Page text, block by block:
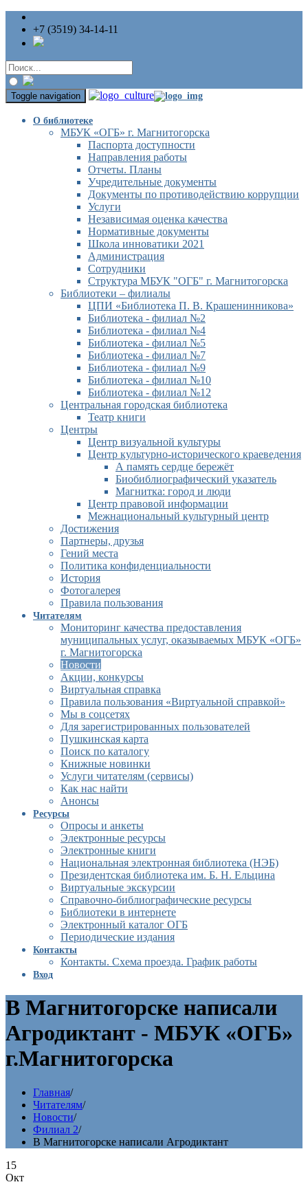
+7 (3519) 34-14-11
Toggle navigation
О библиотеке
МБУК «ОГБ» г. Магнитогорска
Паспорта доступности
Направления работы
Отчеты. Планы
Учредительные документы
Документы по противодействию коррупции
Услуги
Независимая оценка качества
Нормативные документы
Школа инноватики 2021
Администрация
Сотрудники
Структура МБУК "ОГБ" г. Магнитогорска
Библиотеки – филиалы
ЦПИ «Библиотека П. В. Крашенинникова»
Библиотека - филиал №2
Библиотека - филиал №4
Библиотека - филиал №5
Библиотека - филиал №7
Библиотека - филиал №9
Библиотека - филиал №10
Библиотека - филиал №12
Центральная городская библиотека
Театр книги
Центры
Центр визуальной культуры
Центр культурно-исторического краеведения
А память сердце бережёт
Биобиблиографический указатель
Магнитка: город и люди
Центр правовой информации
Межнациональный культурный центр
Достижения
Партнеры, друзья
Гений места
Политика конфиденциальности
История
Фотогалерея
Правила пользования
Читателям
Мониторинг качества предоставления
муниципальных услуг, оказываемых МБУК «ОГБ»
г. Магнитогорска
Новости
Акции, конкурсы
Виртуальная справка
Правила пользования «Виртуальной справкой»
Мы в соцсетях
Для зарегистрированных пользователей
Пушкинская карта
Поиск по каталогу
Книжные новинки
Услуги читателям (сервисы)
Как нас найти
Анонсы
Ресурсы
Опросы и анкеты
Электронные ресурсы
Электронные книги
Национальная электронная библиотека (НЭБ)
Президентская библиотека им. Б. Н. Ельцина
Виртуальные экскурсии
Справочно-библиографические ресурсы
Библиотеки в интернете
Электронный каталог ОГБ
Периодические издания
Контакты
Контакты. Схема проезда. График работы
Вход
В Магнитогорске написали
Агродиктант - МБУК «ОГБ»
г.Магнитогорска
Главная/
Читателям/
Новости/
Филиал 2/
В Магнитогорске написали Агродиктант
15
Окт